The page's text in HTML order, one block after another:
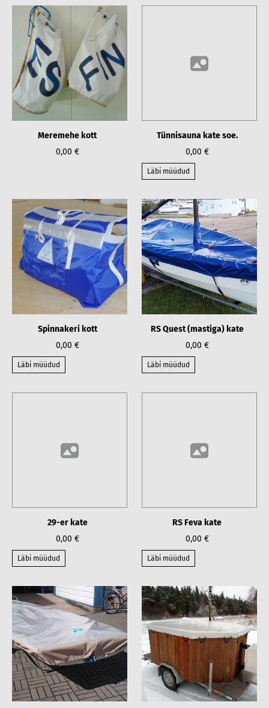
Meremehe kott
0,00 €
Tünnisauna kate soe.
0,00 €
Läbi müüdud
Spinnakeri kott
0,00 €
Läbi müüdud
RS Quest (mastiga) kate
0,00 €
Läbi müüdud
29-er kate
0,00 €
Läbi müüdud
RS Feva kate
0,00 €
Läbi müüdud